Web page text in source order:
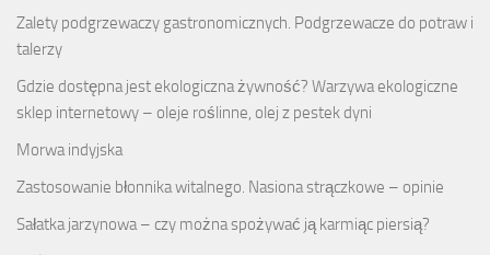
Zalety podgrzewaczy gastronomicznych. Podgrzewacze do potraw i
talerzy
Gdzie dostępna jest ekologiczna żywność? Warzywa ekologiczne
sklep internetowy – oleje roślinne, olej z pestek dyni
Morwa indyjska
Zastosowanie błonnika witalnego. Nasiona strączkowe – opinie
Sałatka jarzynowa – czy można spożywać ją karmiąc piersią?